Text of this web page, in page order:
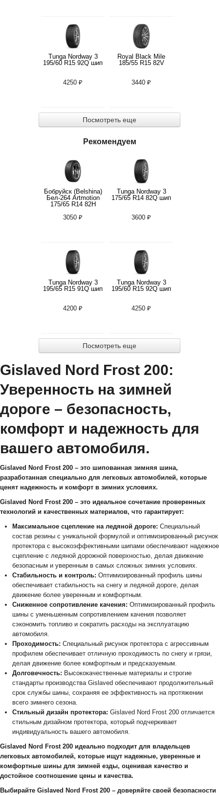
Tunga Nordway 3
195/60 R15 92Q шип
4250 ₽
Royal Black Mile
185/55 R15 82V
3440 ₽
Посмотреть еще
Рекомендуем
Бобруйск (Belshina)
Бел-264 Artmotion
175/65 R14 82H
3050 ₽
Tunga Nordway 3
175/65 R14 82Q шип
3600 ₽
Tunga Nordway 3
195/65 R15 91Q шип
4200 ₽
Tunga Nordway 3
195/60 R15 92Q шип
4250 ₽
Посмотреть еще
Gislaved Nord Frost 200:
Уверенность на зимней
дороге – безопасность,
комфорт и надежность для
вашего автомобиля.
Gislaved Nord Frost 200 – это шипованная зимняя шина,
разработанная специально для легковых автомобилей, которые
ценят надежность и комфорт в зимних условиях.
Gislaved Nord Frost 200 – это идеальное сочетание проверенных
технологий и качественных материалов, что гарантирует:
Максимальное сцепление на ледяной дороге: Специальный
состав резины с уникальной формулой и оптимизированный рисунок
протектора с высокоэффективными шипами обеспечивают надежное
сцепление с ледяной дорожной поверхностью, делая движение
безопасным и уверенным в самых сложных зимних условиях.
Стабильность и контроль: Оптимизированный профиль шины
обеспечивает стабильность на снегу и ледяной дороге, делая
движение более уверенным и комфортным.
Сниженное сопротивление качения: Оптимизированный профиль
шины с уменьшенным сопротивлением качения позволяет
сэкономить топливо и сократить расходы на эксплуатацию
автомобиля.
Проходимость: Специальный рисунок протектора с агрессивным
профилем обеспечивает отличную проходимость по снегу и грязи,
делая движение более комфортным и предсказуемым.
Долговечность: Высококачественные материалы и строгие
стандарты производства Gislaved обеспечивают продолжительный
срок службы шины, сохраняя ее эффективность на протяжении
всего зимнего сезона.
Стильный дизайн протектора: Gislaved Nord Frost 200 отличается
стильным дизайном протектора, который подчеркивает
индивидуальность вашего автомобиля.
Gislaved Nord Frost 200 идеально подходит для владельцев
легковых автомобилей, которые ищут надежные, уверенные и
комфортные шины для зимней езды, оценивая качество и
достойное соотношение цены и качества.
Выбирайте Gislaved Nord Frost 200 – доверяйте своей безопасности